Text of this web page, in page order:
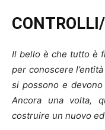
Il bello è che tutto è
per conoscere
si possono e
Ancora una volta,
costruire un nuovo